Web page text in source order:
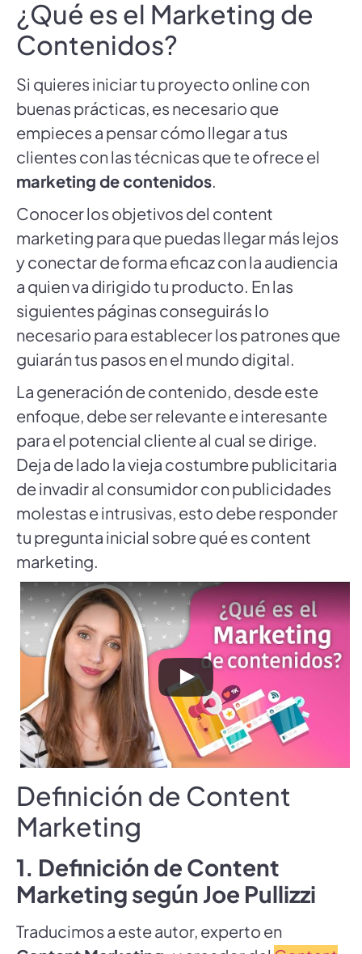
¿Qué es el Marketing de
Contenidos?
Si quieres iniciar tu proyecto online con
buenas prácticas, es necesario que
empieces a pensar cómo llegar a tus
clientes con las técnicas que te ofrece el
marketing de contenidos.
Conocer los objetivos del content
marketing para que puedas llegar más lejos
y conectar de forma eficaz con la audiencia
a quien va dirigido tu producto. En las
siguientes páginas conseguirás lo
necesario para establecer los patrones que
guiarán tus pasos en el mundo digital.
La generación de contenido, desde este
enfoque, debe ser relevante e interesante
para el potencial cliente al cual se dirige.
Deja de lado la vieja costumbre publicitaria
de invadir al consumidor con publicidades
molestas e intrusivas, esto debe responder
tu pregunta inicial sobre qué es content
marketing.
Definición de Content
Marketing
1. Definición de Content
Marketing según Joe Pullizzi
Traducimos a este autor, experto en